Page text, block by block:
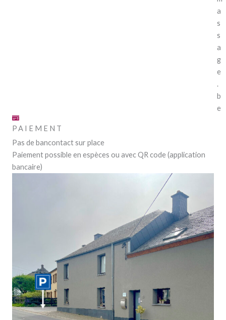
a
s
s
a
g
e
.
b
e
PAIEMENT
Pas de bancontact sur place
Paiement possible en espèces ou avec QR code (application
bancaire)